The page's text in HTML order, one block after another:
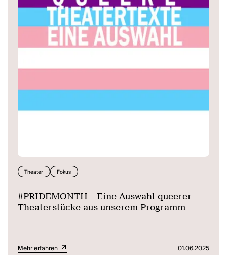
Theater Fokus
#PRIDEMONTH – Eine Auswahl queerer
Theaterstücke aus unserem Programm
Mehr erfahren 01.06.2025